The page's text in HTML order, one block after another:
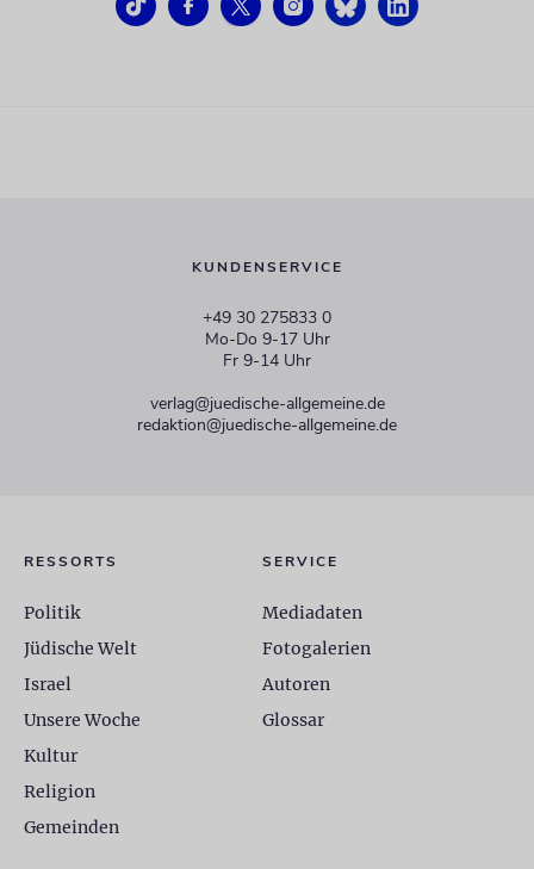
KUNDENSERVICE
+49 30 275833 0
Mo-Do 9-17 Uhr
Fr 9-14 Uhr
verlag@juedische-allgemeine.de
redaktion@juedische-allgemeine.de
RESSORTS
Politik
Jüdische Welt
Israel
Unsere Woche
Kultur
Religion
Gemeinden
SERVICE
Mediadaten
Fotogalerien
Autoren
Glossar